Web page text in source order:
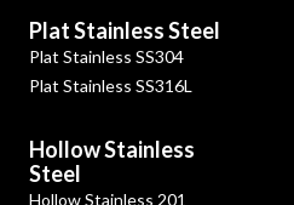
Plat Stainless Steel
Plat Stainless SS304
Plat Stainless SS316L
Hollow Stainless
Steel
Hollow Stainless 201